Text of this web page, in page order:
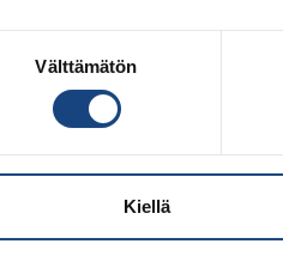
Välttämätön
Kiellä
haetaan
yhteydellä 13.2. klo
tervetulleita kaikki
yhteydessä Taina Saha